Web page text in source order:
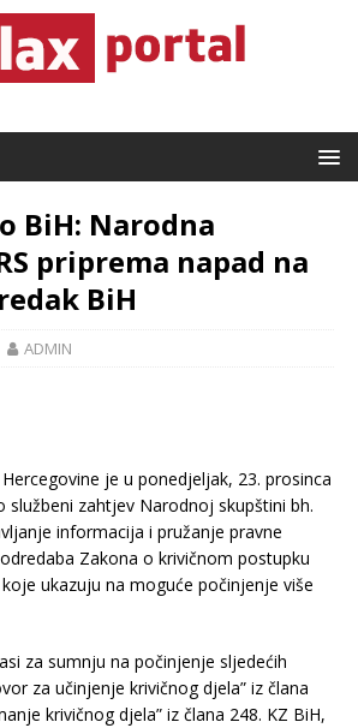
BiH: Narodna
priprema napad na
BiH
ADMIN
je u ponedjeljak, 23. prosinca
službeni zahtjev Narodnoj skupštini bh.
informacija i pružanje pravne
Zakona o krivičnom postupku
ukazuju na moguće počinjenje više
za sumnju na počinjenje sljedećih
za učinjenje krivičnog djela” iz člana
krivičnog djela” iz člana 248. KZ BiH,